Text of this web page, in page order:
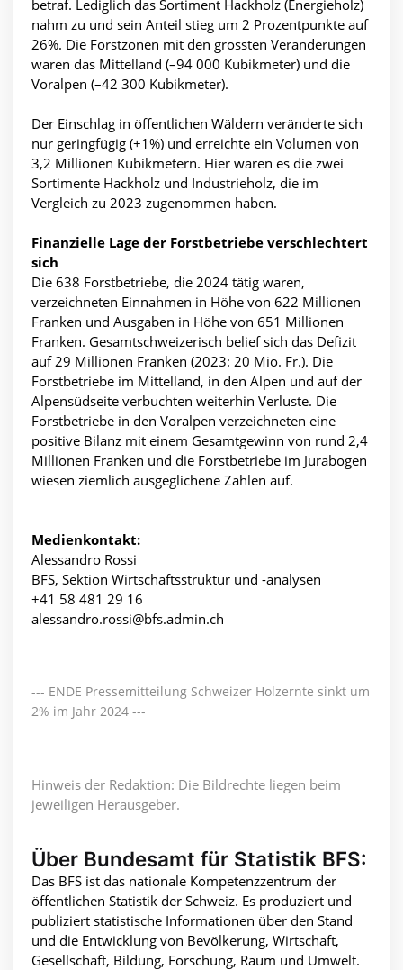
betraf. Lediglich das Sortiment Hackholz (Energieholz)
nahm zu und sein Anteil stieg um 2 Prozentpunkte auf
26%. Die Forstzonen mit den grössten Veränderungen
waren das Mittelland (–94 000 Kubikmeter) und die
Voralpen (–42 300 Kubikmeter).
Der Einschlag in öffentlichen Wäldern veränderte sich
nur geringfügig (+1%) und erreichte ein Volumen von
3,2 Millionen Kubikmetern. Hier waren es die zwei
Sortimente Hackholz und Industrieholz, die im
Vergleich zu 2023 zugenommen haben.
Finanzielle Lage der Forstbetriebe verschlechtert
sich
Die 638 Forstbetriebe, die 2024 tätig waren,
verzeichneten Einnahmen in Höhe von 622 Millionen
Franken und Ausgaben in Höhe von 651 Millionen
Franken. Gesamtschweizerisch belief sich das Defizit
auf 29 Millionen Franken (2023: 20 Mio. Fr.). Die
Forstbetriebe im Mittelland, in den Alpen und auf der
Alpensüdseite verbuchten weiterhin Verluste. Die
Forstbetriebe in den Voralpen verzeichneten eine
positive Bilanz mit einem Gesamtgewinn von rund 2,4
Millionen Franken und die Forstbetriebe im Jurabogen
wiesen ziemlich ausgeglichene Zahlen auf.
Medienkontakt:
Alessandro Rossi
BFS, Sektion Wirtschaftsstruktur und -analysen
+41 58 481 29 16
alessandro.rossi@bfs.admin.ch
--- ENDE Pressemitteilung Schweizer Holzernte sinkt um
2% im Jahr 2024 ---
Hinweis der Redaktion: Die Bildrechte liegen beim
jeweiligen Herausgeber.
Über Bundesamt für Statistik BFS:
Das BFS ist das nationale Kompetenzzentrum der
öffentlichen Statistik der Schweiz. Es produziert und
publiziert statistische Informationen über den Stand
und die Entwicklung von Bevölkerung, Wirtschaft,
Gesellschaft, Bildung, Forschung, Raum und Umwelt.